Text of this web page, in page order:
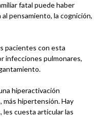
fatal puede haber
pensamiento, la cognición,
pacientes con esta
infecciones pulmonares,
hiperactivación
más hipertensión. Hay
les cuesta articular las